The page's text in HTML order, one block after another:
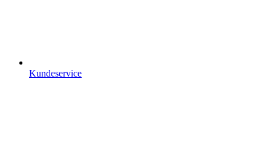
Kundeservice